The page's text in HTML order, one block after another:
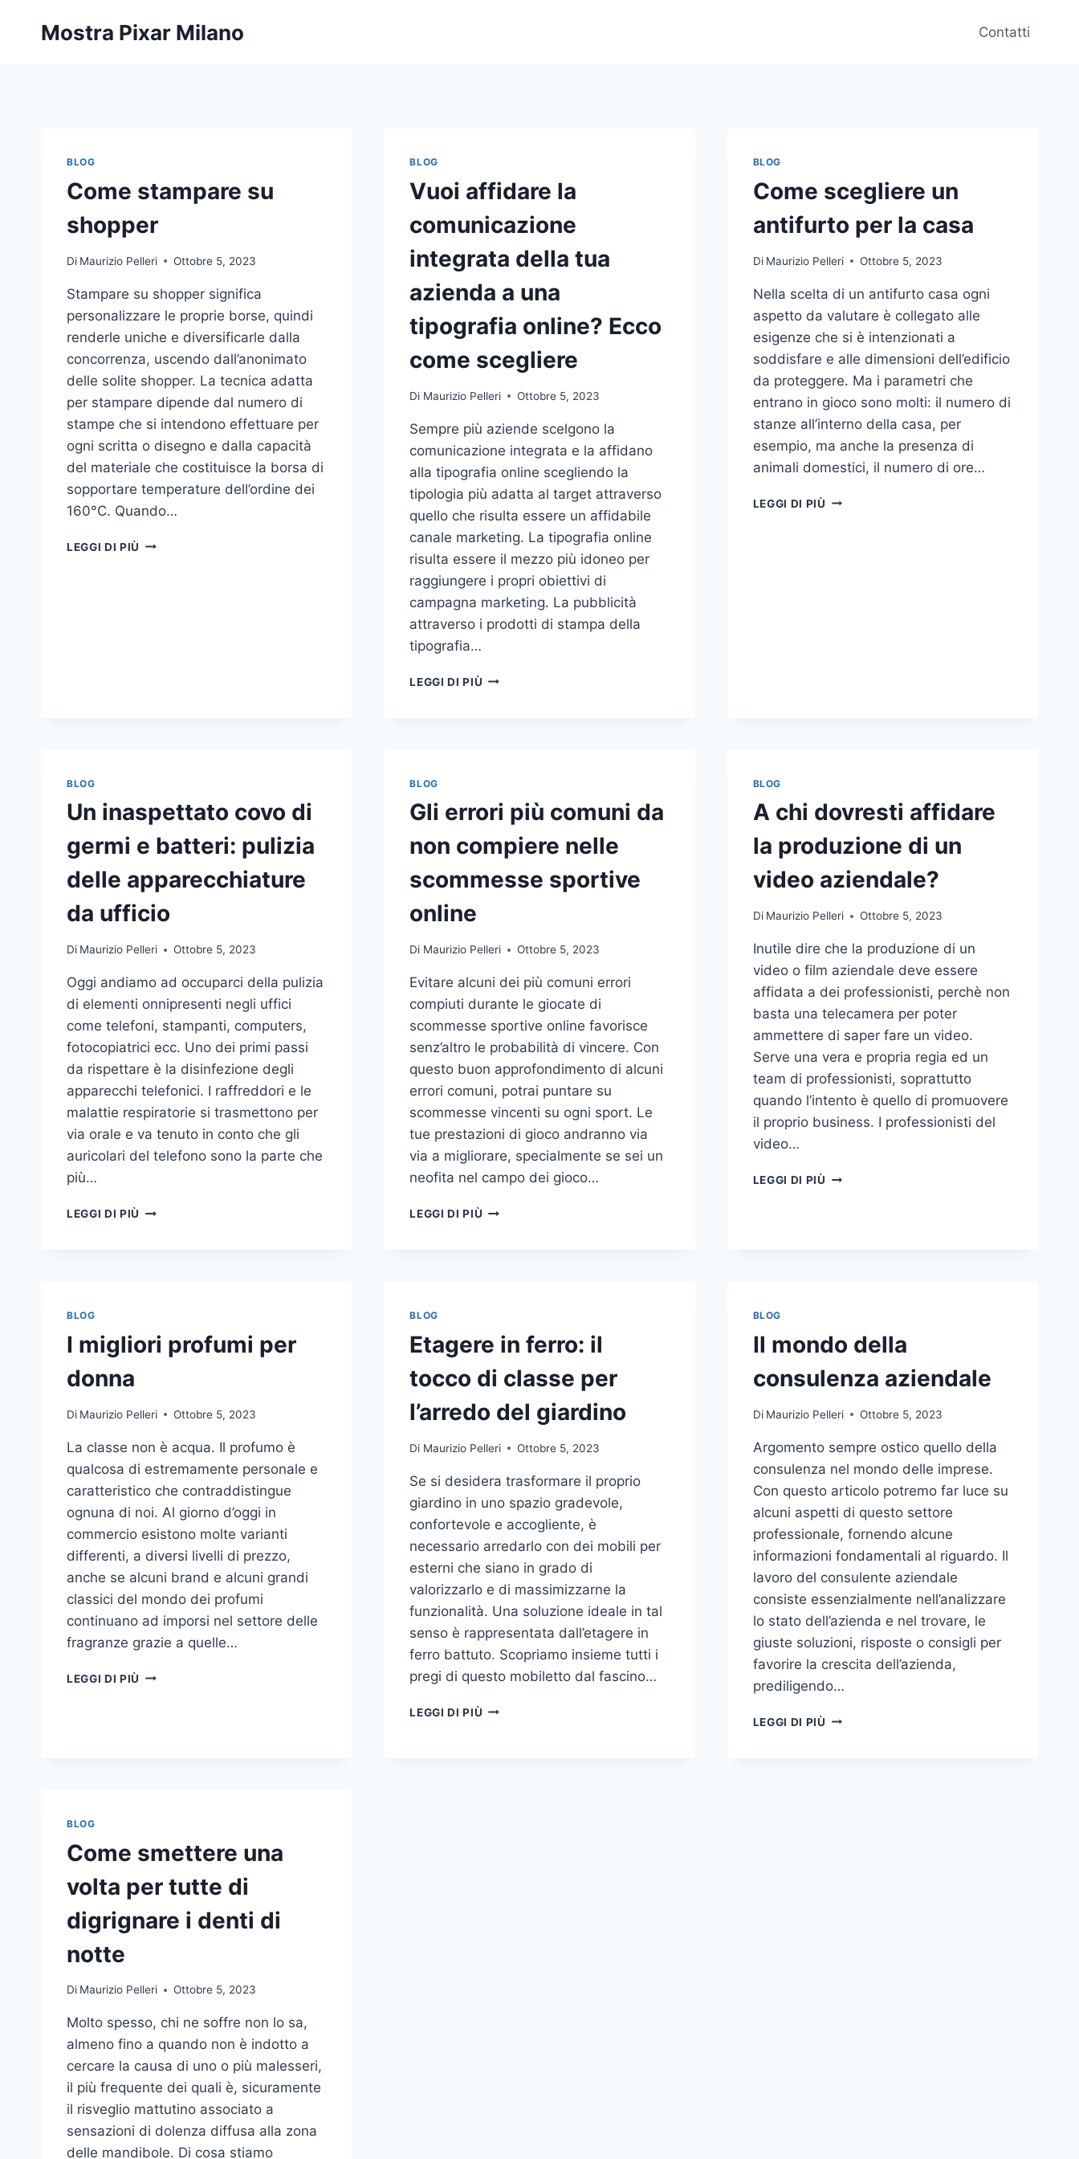
Mostra Pixar Milano Contatti
BLOG
Come stampare su
shopper
Di Maurizio Pelleri Ottobre 5, 2023
Stampare su shopper significa
personalizzare le proprie borse, quindi
renderle uniche e diversificarle dalla
concorrenza, uscendo dall’anonimato
delle solite shopper. La tecnica adatta
per stampare dipende dal numero di
stampe che si intendono effettuare per
ogni scritta o disegno e dalla capacità
del materiale che costituisce la borsa di
sopportare temperature dell’ordine dei
160°C. Quando…
LEGGI DI PIÙ COME
BLOG
Vuoi affidare la
comunicazione
integrata della tua
azienda a una
tipografia online? Ecco
come scegliere
Di Maurizio Pelleri Ottobre 5, 2023
Sempre più aziende scelgono la
comunicazione integrata e la affidano
alla tipografia online scegliendo la
tipologia più adatta al target attraverso
quello che risulta essere un affidabile
canale marketing. La tipografia online
risulta essere il mezzo più idoneo per
raggiungere i propri obiettivi di
campagna marketing. La pubblicità
attraverso i prodotti di stampa della
tipografia…
LEGGI DI PIÙ VUOI
A
TIPOGRAFIA
ONLINE?
ECCO
BLOG
Come scegliere un
antifurto per la casa
Di Maurizio Pelleri Ottobre 5, 2023
Nella scelta di un antifurto casa ogni
aspetto da valutare è collegato alle
esigenze che si è intenzionati a
soddisfare e alle dimensioni dell’edificio
da proteggere. Ma i parametri che
entrano in gioco sono molti: il numero di
stanze all’interno della casa, per
esempio, ma anche la presenza di
animali domestici, il numero di ore…
LEGGI DI PIÙ COME
BLOG
Un inaspettato covo di
germi e batteri: pulizia
delle apparecchiature
da ufficio
Di Maurizio Pelleri Ottobre 5, 2023
Oggi andiamo ad occuparci della pulizia
di elementi onnipresenti negli uffici
come telefoni, stampanti, computers,
fotocopiatrici ecc. Uno dei primi passi
da rispettare è la disinfezione degli
apparecchi telefonici. I raffreddori e le
malattie respiratorie si trasmettono per
via orale e va tenuto in conto che gli
auricolari del telefono sono la parte che
più…
LEGGI DI PIÙ UN
DELLE
APPARECCHIATURE
BLOG
Gli errori più comuni da
non compiere nelle
scommesse sportive
online
Di Maurizio Pelleri Ottobre 5, 2023
Evitare alcuni dei più comuni errori
compiuti durante le giocate di
scommesse sportive online favorisce
senz’altro le probabilità di vincere. Con
questo buon approfondimento di alcuni
errori comuni, potrai puntare su
scommesse vincenti su ogni sport. Le
tue prestazioni di gioco andranno via
via a migliorare, specialmente se sei un
neofita nel campo dei gioco…
LEGGI DI PIÙ GLI
SCOMMESSE
ONLINE
BLOG
A chi dovresti affidare
la produzione di un
video aziendale?
Di Maurizio Pelleri Ottobre 5, 2023
Inutile dire che la produzione di un
video o film aziendale deve essere
affidata a dei professionisti, perchè non
basta una telecamera per poter
ammettere di saper fare un video.
Serve una vera e propria regia ed un
team di professionisti, soprattutto
quando l’intento è quello di promuovere
il proprio business. I professionisti del
video…
LEGGI DI PIÙ
BLOG
I migliori profumi per
donna
Di Maurizio Pelleri Ottobre 5, 2023
La classe non è acqua. Il profumo è
qualcosa di estremamente personale e
caratteristico che contraddistingue
ognuna di noi. Al giorno d’oggi in
commercio esistono molte varianti
differenti, a diversi livelli di prezzo,
anche se alcuni brand e alcuni grandi
classici del mondo dei profumi
continuano ad imporsi nel settore delle
fragranze grazie a quelle…
LEGGI DI PIÙ
BLOG
Etagere in ferro: il
tocco di classe per
l’arredo del giardino
Di Maurizio Pelleri Ottobre 5, 2023
Se si desidera trasformare il proprio
giardino in uno spazio gradevole,
confortevole e accogliente, è
necessario arredarlo con dei mobili per
esterni che siano in grado di
valorizzarlo e di massimizzarne la
funzionalità. Una soluzione ideale in tal
senso è rappresentata dall’etagere in
ferro battuto. Scopriamo insieme tutti i
pregi di questo mobiletto dal fascino…
LEGGI DI PIÙ ETAGERE
BLOG
Il mondo della
consulenza aziendale
Di Maurizio Pelleri Ottobre 5, 2023
Argomento sempre ostico quello della
consulenza nel mondo delle imprese.
Con questo articolo potremo far luce su
alcuni aspetti di questo settore
professionale, fornendo alcune
informazioni fondamentali al riguardo. Il
lavoro del consulente aziendale
consiste essenzialmente nell’analizzare
lo stato dell’azienda e nel trovare, le
giuste soluzioni, risposte o consigli per
favorire la crescita dell’azienda,
prediligendo…
LEGGI DI PIÙ IL
BLOG
Come smettere una
volta per tutte di
digrignare i denti di
notte
Di Maurizio Pelleri Ottobre 5, 2023
Molto spesso, chi ne soffre non lo sa,
almeno fino a quando non è indotto a
cercare la causa di uno o più malesseri,
il più frequente dei quali è, sicuramente
il risveglio mattutino associato a
sensazioni di dolenza diffusa alla zona
delle mandibole. Di cosa stiamo